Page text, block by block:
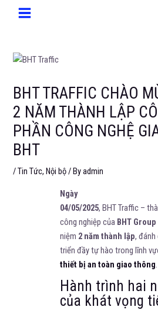
BHT TRAFFIC CHÀO
2 NĂM THÀNH LẬP
PHẦN CÔNG NGHỆ
BHT
/Tin Tức, Nội bộ/ Byadmin
Ngày
04/05/2025, BHT Traffic –
công nghiệp của BHT Group
niệm 2 năm thành lập,
triển đầy tự hào trong lĩnh
thiết bị an toàn giao thông.
Hành trình hai
của khát vọng